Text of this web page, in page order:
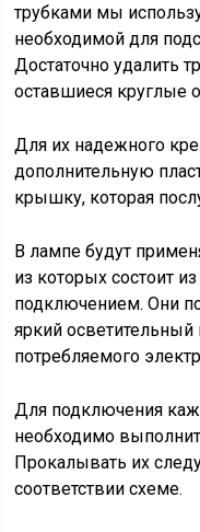
трубками мы
необходимой для
Достаточно удалить
оставшиеся круглые
Для их надежного
дополнительную
крышку, которая
В лампе будут
из которых состоит
подключением. Они
яркий
потребляемого
Для подключения
необходимо
Прокалывать их
соответствии схеме.